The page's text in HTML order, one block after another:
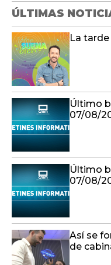
ÚLTIMAS
La
Último
07/08/
Último
07/08/
Así se
de